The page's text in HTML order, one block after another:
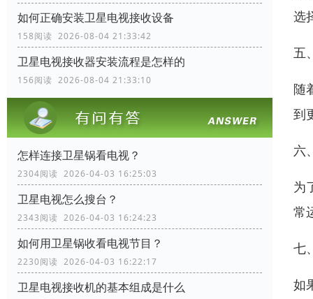
如何正确安装卫星电视接收设备
158阅读 2026-08-04 21:33:42
卫星电视接收器安装流程是怎样的
156阅读 2026-08-04 21:33:10
怎样连接卫星锅看电视？
2304阅读 2026-04-03 16:25:03
卫星电视怎么搜台？
2343阅读 2026-04-03 16:24:23
如何用卫星锅收看电视节目？
2230阅读 2026-04-03 16:22:17
卫星电视接收机的基本组成是什么
选
五
随
到
六
为
常
七
如